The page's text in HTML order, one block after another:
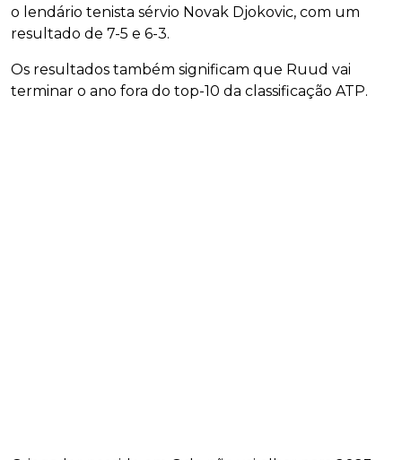
o lendário tenista sérvio Novak Djokovic, com um
resultado de 7-5 e 6-3.
Os resultados também significam que Ruud vai
terminar o ano fora do top-10 da classificação ATP.